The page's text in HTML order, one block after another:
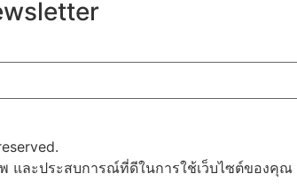
และประสบการณ์ที่ดีในการใช้เว็บไซต์ของคุ